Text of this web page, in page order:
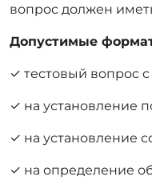
вопрос должен
Допустимые
✓ тестовый вопрос
✓ на установление
✓ на установление
✓ на определение